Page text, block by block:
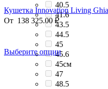
40.5
41.6
43.5
44.5
45
45.6
45см
47
48.5
Кушетка Innovation Living Ghia
От 138 325.00 ₽
Выберите опции